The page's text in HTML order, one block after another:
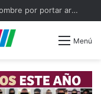
Sentencian a 3 años y 10 meses a hombre por portar arma en Balancán
Menú